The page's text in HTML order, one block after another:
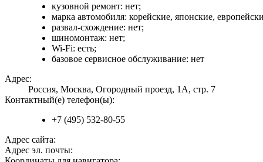
кузовной ремонт: нет;
марка автомобиля: корейские, японские,
развал-схождение: нет;
шиномонтаж: нет;
Wi-Fi: есть;
базовое сервисное обслуживание: нет
Адрес:
Россия, Москва, Огородный проезд, 1А, стр. 7
Контактный(е) телефон(ы):
+7 (495) 532-80-55
Адрес сайта:
Адрес эл. почты: